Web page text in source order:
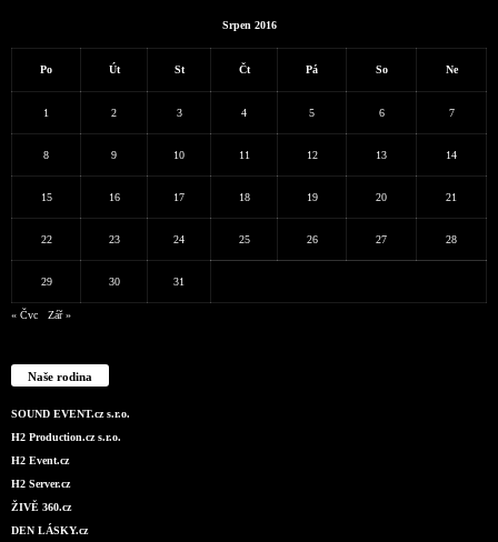
Srpen 2016
Po Út St Čt Pá So Ne
1 2 3 4 5 6 7
8 9 10 11 12 13 14
15 16 17 18 19 20 21
22 23 24 25 26 27 28
29 30 31
« Čvc Zář »
Naše rodina
SOUND EVENT.cz s.r.o.
H2 Production.cz s.r.o.
H2 Event.cz
H2 Server.cz
ŽIVĚ 360.cz
DEN LÁSKY.cz